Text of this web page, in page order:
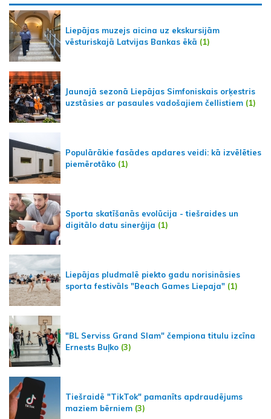
Liepājas muzejs aicina uz ekskursijām
vēsturiskajā Latvijas Bankas ēkā (1)
Jaunajā sezonā Liepājas Simfoniskais orķestris
uzstāsies ar pasaules vadošajiem čellistiem (1)
Populārākie fasādes apdares veidi: kā izvēlēties
piemērotāko (1)
Sporta skatīšanās evolūcija - tiešraides un
digitālo datu sinerģija (1)
Liepājas pludmalē piekto gadu norisināsies
sporta festivāls "Beach Games Liepaja" (1)
"BL Serviss Grand Slam" čempiona titulu izcīna
Ernests Buļko (3)
Tiešraidē "TikTok" pamanīts apdraudējums
maziem bērniem (3)